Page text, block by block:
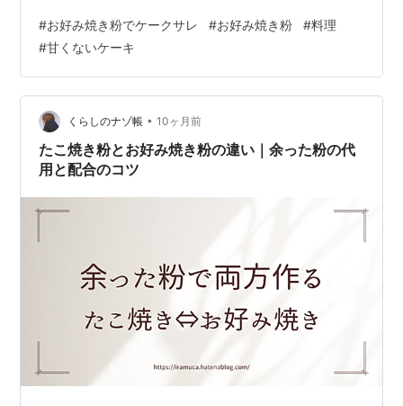
礼が言えませんでした。 あらためて、ありがとうござい
ます。）<m(__)m> ～～～～～～～～～～～～～～～～
～～～～～～～～ （でも、我が家では、「ケークサレ」
って、単語が出て来なくて、 「ケー何とか？」という、
お料理名になっております。( ;∀;) ケークサレって、食べ
たことが無…
#お好み焼き粉でケークサレ #お好み焼き粉 #料理
#甘くないケーキ
くらしのナゾ帳 • 10ヶ月前
たこ焼き粉とお好み焼き粉の違い｜余った粉の代
用と配合のコツ